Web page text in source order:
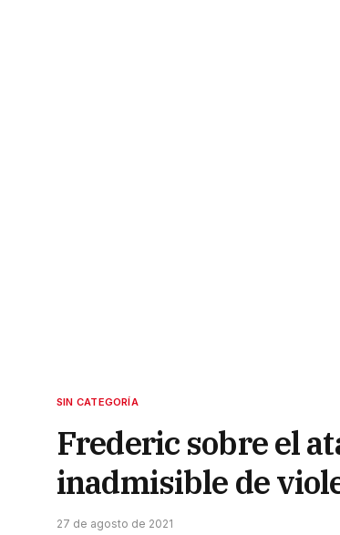
SIN CATEGORÍA
Frederic sobre el
inadmisible de
27 de agosto de 2021